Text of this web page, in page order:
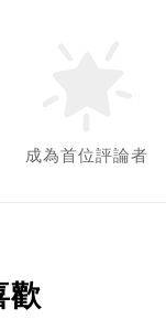
成為首位評論者
歡